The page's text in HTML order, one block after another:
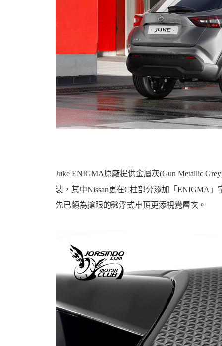
訊
網
Juke ENIGMA原廠提供金屬灰(Gun Metallic
裝，其中Nissan更在C柱部分添加「ENIGMA
先已頗為搶眼的懸浮式車頂更添視覺層次。